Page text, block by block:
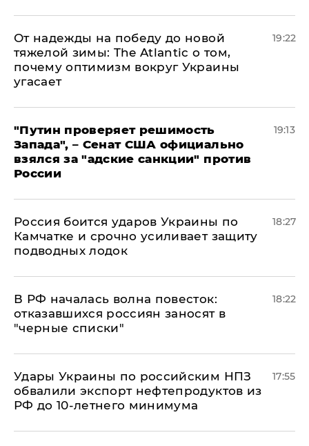
От надежды на победу до новой
тяжелой зимы: The Atlantic о том,
почему оптимизм вокруг Украины
угасает
19:22
"Путин проверяет решимость
Запада", – Сенат США официально
взялся за "адские санкции" против
России
19:13
Россия боится ударов Украины по
Камчатке и срочно усиливает защиту
подводных лодок
18:27
​В РФ началась волна повесток:
отказавшихся россиян заносят в
"черные списки"
18:22
Удары Украины по российским НПЗ
обвалили экспорт нефтепродуктов из
РФ до 10-летнего минимума
17:55